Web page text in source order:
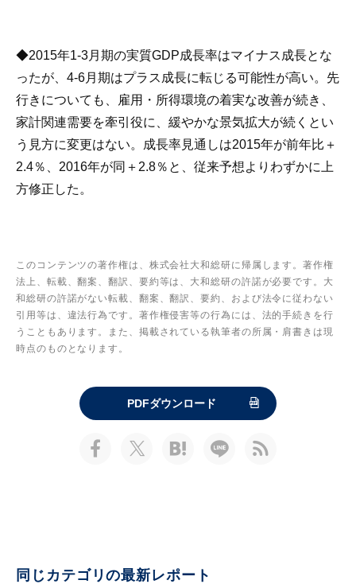
◆2015年1-3月期の実質GDP成長率はマイナス成長とな
ったが、4-6月期はプラス成長に転じる可能性が高い。先
行きについても、雇用・所得環境の着実な改善が続き、
家計関連需要を牽引役に、緩やかな景気拡大が続くとい
う見方に変更はない。成長率見通しは2015年が前年比＋
2.4％、2016年が同＋2.8％と、従来予想よりわずかに上
方修正した。
このコンテンツの著作権は、株式会社大和総研に帰属します。著作権
法上、転載、翻案、翻訳、要約等は、大和総研の許諾が必要です。大
和総研の許諾がない転載、翻案、翻訳、要約、および法令に従わない
引用等は、違法行為です。著作権侵害等の行為には、法的手続きを行
うこともあります。また、掲載されている執筆者の所属・肩書きは現
時点のものとなります。
PDFダウンロード
同じカテゴリの最新レポート